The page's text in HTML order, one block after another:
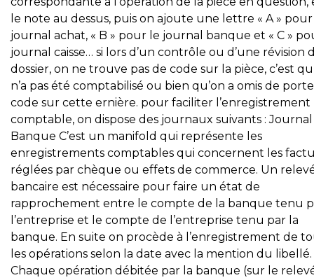
le note au dessus, puis on ajoute une lettre « A »
journal achat, « B » pour le journal banque et « C »
journal caisse… si lors d’un contrôle ou d’une révision
dossier, on ne trouve pas de code sur la pièce, c’est
n’a pas été comptabilisé ou bien qu’on a omis de
code sur cette ernière. pour faciliter l’enregistrement
comptable, on dispose des journaux suivants : Journal
Banque C’est un manifold qui représente les
enregistrements comptables qui concernent les
réglées par chèque ou effets de commerce. Un
bancaire est nécessaire pour faire un état de
rapprochement entre le compte de la banque tenu
l’entreprise et le compte de l’entreprise tenu par la
banque. En suite on procède à l’enregistrement de
les opérations selon la date avec la mention du libellé.
Chaque opération débitée par la banque (sur le